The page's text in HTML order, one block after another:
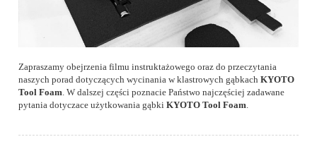
Zapraszamy obejrzenia filmu instruktażowego oraz do przeczytania
naszych porad dotyczących wycinania w klastrowych gąbkach KYOTO
Tool Foam. W dalszej części poznacie Państwo najczęściej zadawane
pytania dotyczace użytkowania gąbki KYOTO Tool Foam.